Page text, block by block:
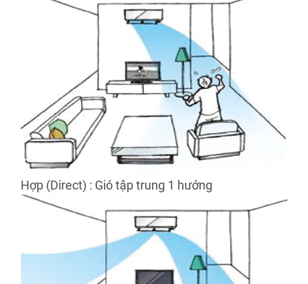
Hợp (Direct) : Gió tập trung 1 hướng